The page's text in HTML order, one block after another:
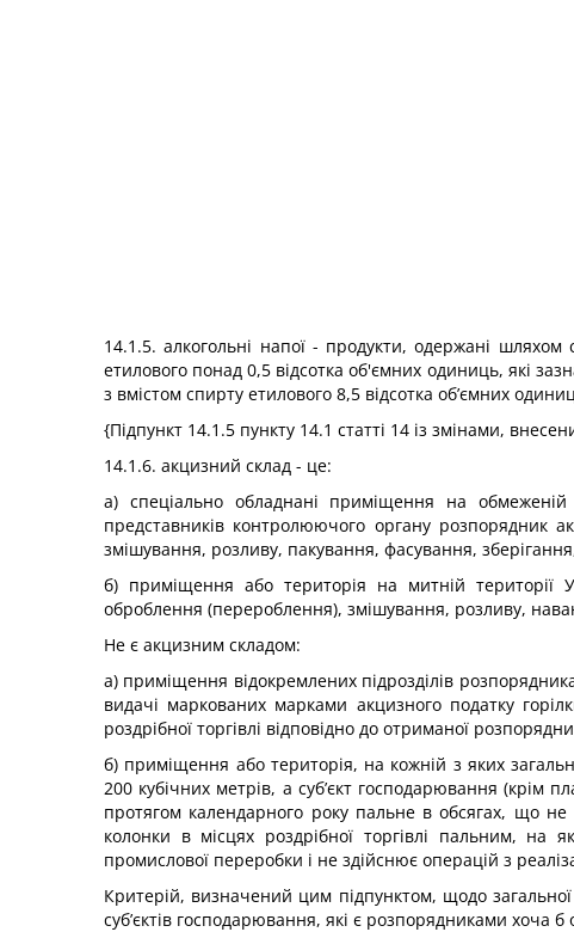
14.1.5. алкогольні напої - продукти, одержані шляхом
етилового понад 0,5 відсотка об'ємних одиниць, які
з вмістом спирту етилового 8,5 відсотка об’ємних
{Підпункт 14.1.5 пункту 14.1 статті 14 із змінами,
14.1.6. акцизний склад - це:
а) спеціально обладнані приміщення на
представників контролюючого органу розпорядник
змішування, розливу, пакування, фасування,
б) приміщення або територія на митній території
оброблення (перероблення), змішування, розливу,
Не є акцизним складом:
а) приміщення відокремлених підрозділів
видачі маркованих марками акцизного податку
роздрібної торгівлі відповідно до отриманої
б) приміщення або територія, на кожній з яких
200 кубічних метрів, а суб’єкт господарювання (крім
протягом календарного року пальне в обсягах, що
колонки в місцях роздрібної торгівлі пальним, на
промислової переробки і не здійснює операцій з
Критерій, визначений цим підпунктом, щодо
суб’єктів господарювання, які є розпорядниками хоча б